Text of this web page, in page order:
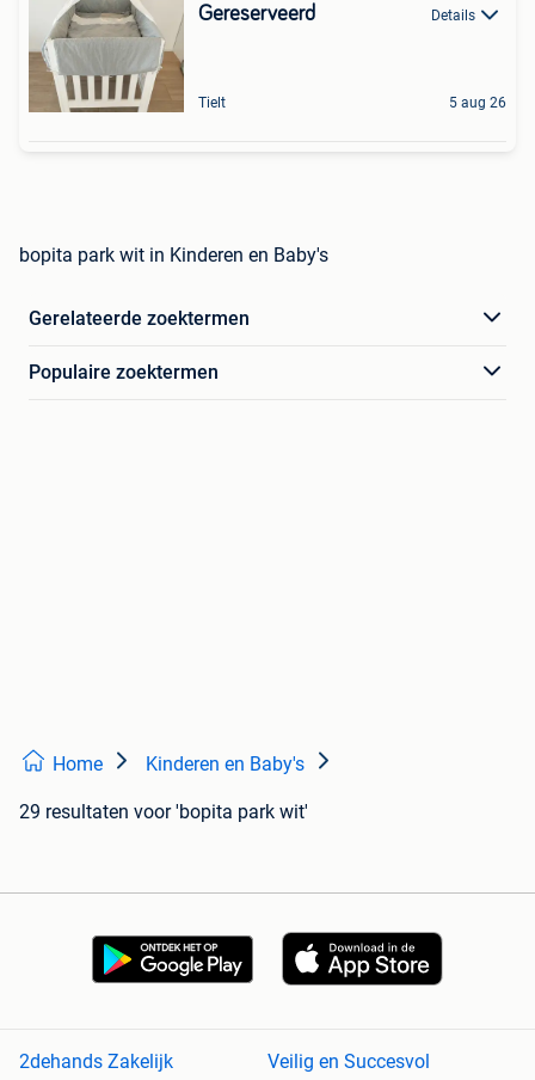
Gereserveerd Details
Tielt 5 aug 26
bopita park wit in Kinderen en Baby's
Gerelateerde zoektermen
Populaire zoektermen
Home Kinderen en Baby's
29 resultaten voor 'bopita park wit'
2dehands Zakelijk Veilig en Succesvol